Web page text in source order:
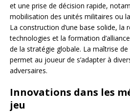
et une prise de décision rapide,
mobilisation des unités militaires ou
La construction d’une base solide, la
technologies et la formation
de la stratégie globale. La maîtrise
permet au joueur de s’adapter à
adversaires.
Innovations dans les
jeu